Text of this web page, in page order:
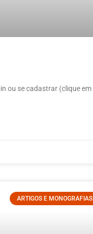
ou se cadastrar (clique em
ARTIGOS E MONOGRAFIAS